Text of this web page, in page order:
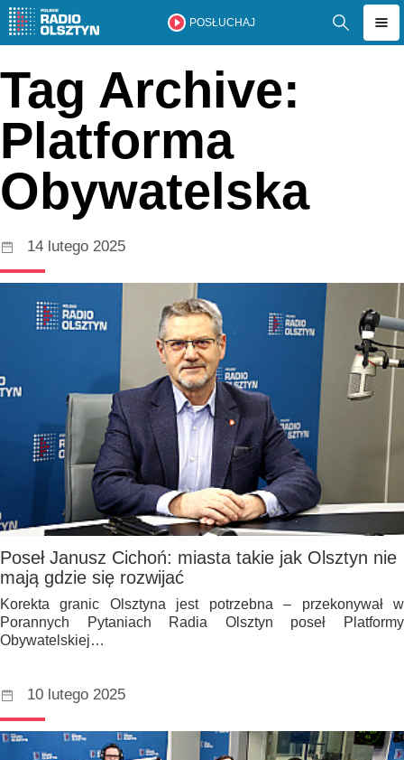
POSŁUCHAJ
Tag Archive:
Platforma
Obywatelska
14 lutego 2025
Poseł Janusz Cichoń: miasta takie jak Olsztyn nie
mają gdzie się rozwijać
Korekta granic Olsztyna jest potrzebna – przekonywał w
Porannych Pytaniach Radia Olsztyn poseł Platformy
Obywatelskiej…
10 lutego 2025